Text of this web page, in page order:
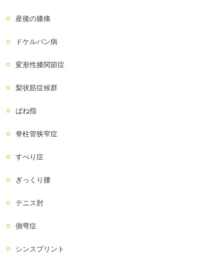
産後の膝痛
ドケルバン病
変形性膝関節症
梨状筋症候群
ばね指
脊柱管狭窄症
すべり症
ぎっくり腰
テニス肘
側弯症
シンスプリント